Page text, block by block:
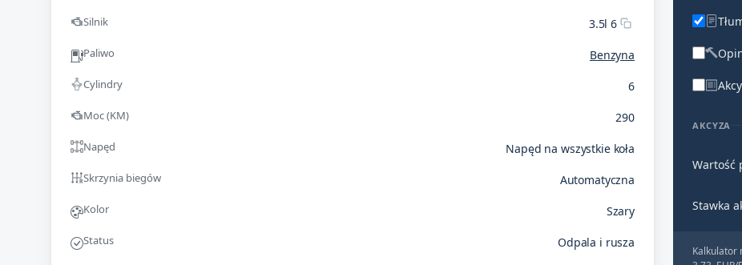
Silnik 3.5l 6
Paliwo Benzyna
Cylindry 6
Moc (KM) 290
Napęd Napęd na wszystkie koła
Skrzynia biegów Automatyczna
Kolor Szary
Status Odpala i rusza
AKCYZA
Wartość
Stawka
Kalkulator